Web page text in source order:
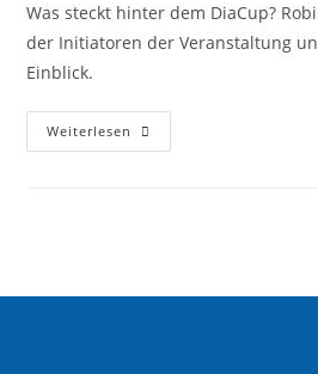
Was steckt hinter dem DiaCup?
der Initiatoren der Veranstaltung
Einblick.
Weiterlesen